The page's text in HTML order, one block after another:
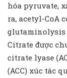
hóa pyruvate,
ra, acetyl-CoA
glutaminolysis
Citrate được
citrate lyase
(ACC) xúc tác